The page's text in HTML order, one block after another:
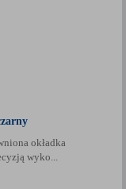
okładka
wyko...